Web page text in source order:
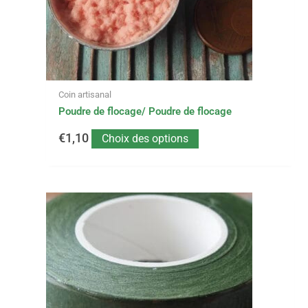
Coin artisanal
Poudre de flocage/ Poudre de flocage
€1,10 Choix des options
sur
la
page
Ce
produit
plusieurs
variations.
Les
options